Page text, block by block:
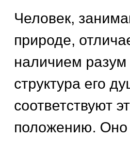
Человек,
природе,
наличием
структура его
соответствуют
положению. Оно